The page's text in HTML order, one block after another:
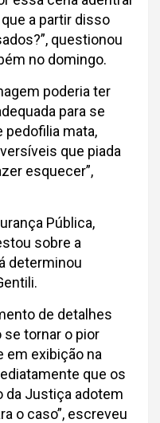
a partir disso
questionou
no domingo.
poderia ter
para se
pedofilia mata,
que piada
esquecer”,
Pública,
sobre a
determinou
de detalhes
se tornar o pior
em exibição na
que os
da Justiça adotem
o caso”, escreveu